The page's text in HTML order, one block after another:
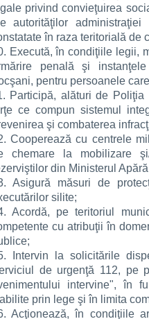
privind convieţuirea
autorităţilor
în raza teritorială de
Execută, în condiţiile legii,
penală şi
pentru persoanele
Participă, alături de
ce compun sistemul
şi combaterea
Cooperează cu centrele
chemare la mobilizare
din Ministerul
Asigură măsuri de
silite;
Acordă, pe teritoriul
cu atribuţii în
Intervin la solicitările
de urgenţă 112, pe
intervine", în
prin lege şi în limita
Acţionează, în condiţiile